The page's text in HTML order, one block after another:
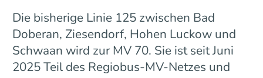
Die bisherige Linie 125 zwischen Bad
Doberan, Ziesendorf, Hohen Luckow und
Schwaan wird zur MV 70. Sie ist seit Juni
2025 Teil des Regiobus-MV-Netzes und